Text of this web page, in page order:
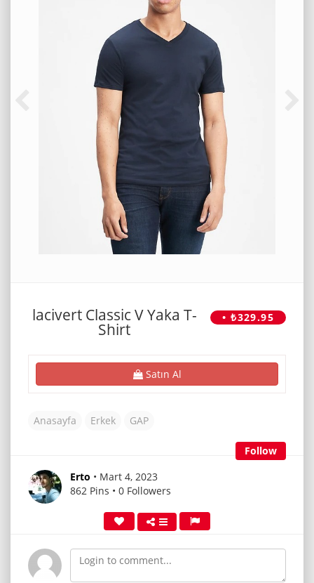
• ₺329.95
lacivert Classic V Yaka T-
Shirt
Satın Al
Anasayfa Erkek GAP
Follow
Erto • Mart 4, 2023
862 Pins • 0 Followers